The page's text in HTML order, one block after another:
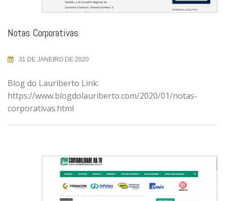
Notas Corporativas
31 DE JANEIRO DE 2020
Blog do Lauriberto Link:
https://www.blogdolauriberto.com/2020/01/notas-
corporativas.html